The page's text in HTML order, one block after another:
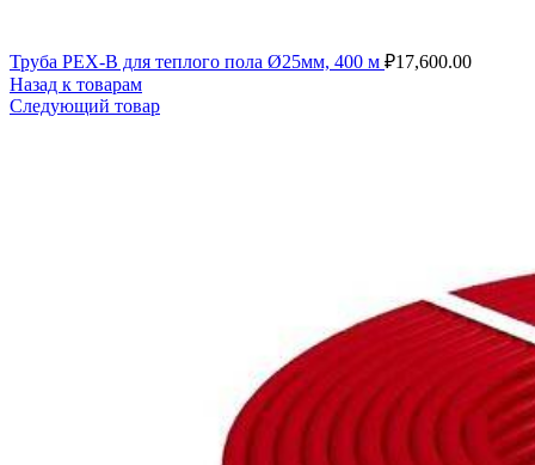
Труба PEX-B для теплого пола Ø25мм, 400 м ₽17,600.00
Назад к товарам
Следующий товар